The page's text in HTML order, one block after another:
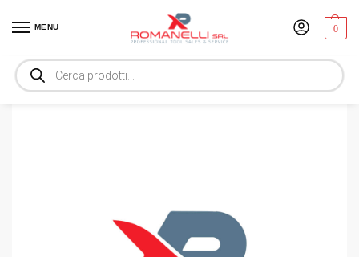
MENU 0
Home / Prodotti chimici e viteria